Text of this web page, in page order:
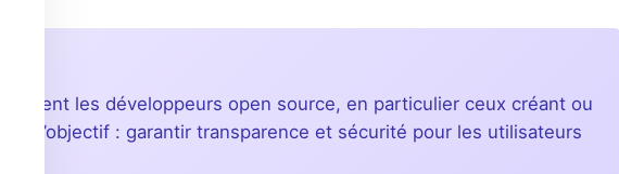
les développeurs open source, en particulier ceux créant ou
L’objectif : garantir transparence et sécurité pour les utilisateurs